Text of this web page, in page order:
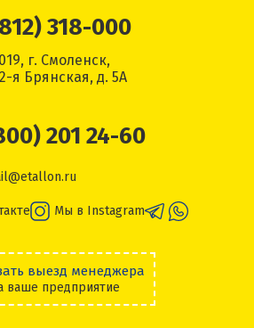
318-000
г. Смоленск,
я Брянская, д. 5А
201 24-60
Мы в Instagram
выезд менеджера
ваше предприятие